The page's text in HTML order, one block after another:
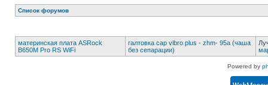
Список форумов
материнская плата ASRock
B650M Pro RS WiFi
галтовка cap vibro plus - zhm- 95а (чаша
без сепарации)
Powered by